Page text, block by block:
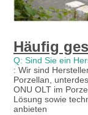
Häufig
Q: Sind Sie ein
: Wir sind
Porzellan,
ONU OLT im
Lösung sowie
anbieten